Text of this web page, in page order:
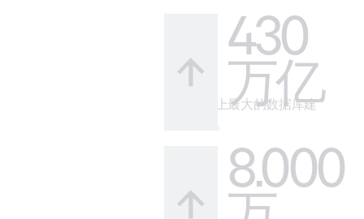
430
万亿
借助市场上最大的数据库建
8.000